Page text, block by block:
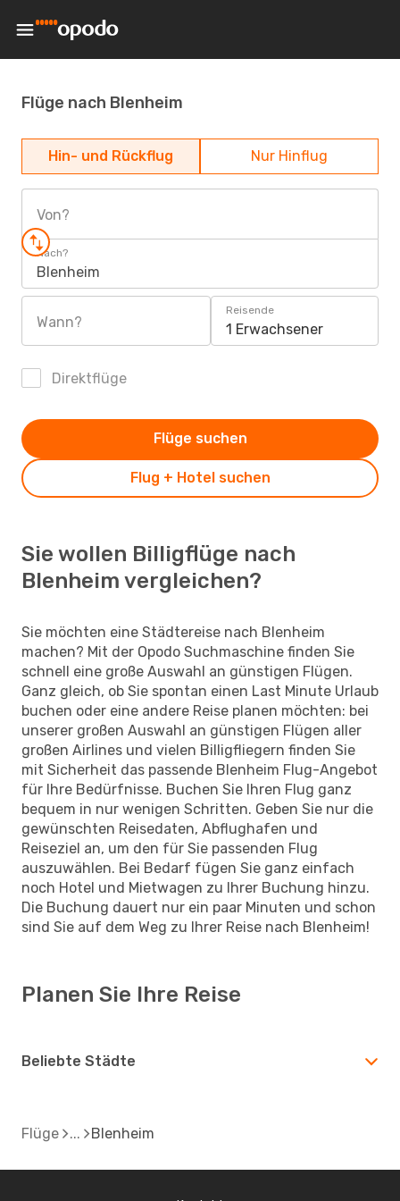
Flüge nach Blenheim
Hin- und Rückflug Nur Hinflug
Von?
Nach?
Blenheim
Wann?
Reisende
1 Erwachsener
Direktflüge
Flug + Hotel suchen
Flüge suchen
Sie wollen Billigflüge nach
Blenheim vergleichen?
Sie möchten eine Städtereise nach Blenheim
machen? Mit der Opodo Suchmaschine finden Sie
schnell eine große Auswahl an günstigen Flügen.
Ganz gleich, ob Sie spontan einen Last Minute Urlaub
buchen oder eine andere Reise planen möchten: bei
unserer großen Auswahl an günstigen Flügen aller
großen Airlines und vielen Billigfliegern finden Sie
mit Sicherheit das passende Blenheim Flug-Angebot
für Ihre Bedürfnisse. Buchen Sie Ihren Flug ganz
bequem in nur wenigen Schritten. Geben Sie nur die
gewünschten Reisedaten, Abflughafen und
Reiseziel an, um den für Sie passenden Flug
auszuwählen. Bei Bedarf fügen Sie ganz einfach
noch Hotel und Mietwagen zu Ihrer Buchung hinzu.
Die Buchung dauert nur ein paar Minuten und schon
sind Sie auf dem Weg zu Ihrer Reise nach Blenheim!
Planen Sie Ihre Reise
Beliebte Städte
Flüge Blenheim